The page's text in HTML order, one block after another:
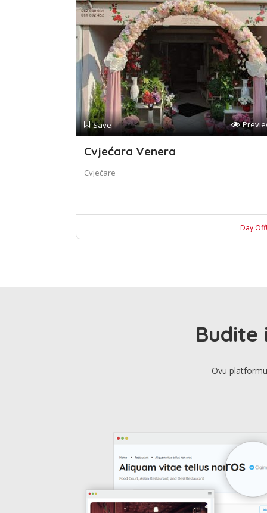
Save
Cvjećara Venera
Cvjećare
Day
Budite
Ovu